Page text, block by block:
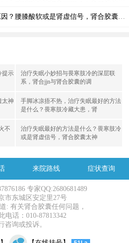
或是肾虚信号，肾合胶囊的功效和作用，助您找回一夜安眠
提示
治疗失眠小妙招与畏寒肢冷的深层联
系，肾合jjn与肾合胶囊的调
太神
手脚冰凉捂不热，治疗失眠最好的方法
是什么？畏寒肢冷藏大患，肾
不
治疗失眠最好的方法是什么？畏寒肢冷
或是肾虚信号，肾合胶囊太神
来院路线 症状查询
专家QQ:2680681489
市东城区安定里27号
: 有关肾合胶囊任何问题，
电话：010-87813342
咨询或投诉。